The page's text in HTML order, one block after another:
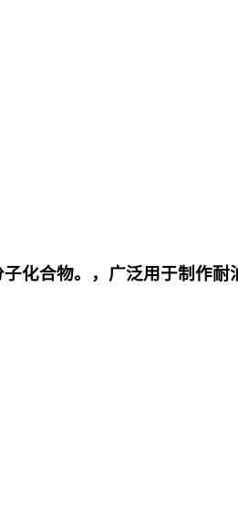
化合物。，广泛用于制作